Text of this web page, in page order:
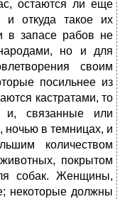
остаются ли еще
откуда такое их
в запасе рабов не
но и для
своим
посильнее из
кастратами, то
связанные или
ночью в темницах, и
количеством
покрытом
собак. Женщины,
некоторые должны